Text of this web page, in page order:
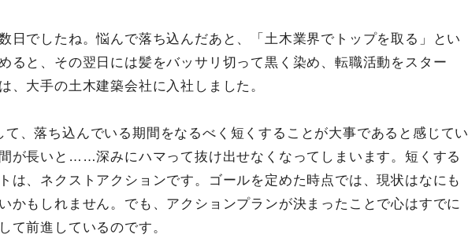
日でしたね。悩んで落ち込んだあと、「土木業界でトップを取る」とい
ると、その翌日には髪をバッサリ切って黒く染め、転職活動をスター
、大手の土木建築会社に入社しました。
て、落ち込んでいる期間をなるべく短くすることが大事であると感じてい
が長いと……深みにハマって抜け出せなくなってしまいます。短くする
は、ネクストアクションです。ゴールを定めた時点では、現状はなにも
かもしれません。でも、アクションプランが決まったことで心はすでに
て前進しているのです。